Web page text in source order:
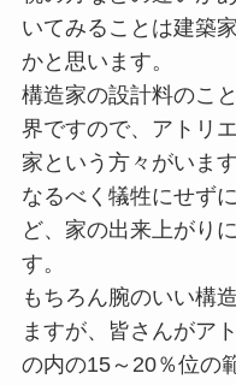
いてみることは建築
かと思います。
構造家の設計料のこ
界ですので、アトリ
家という方々がいま
なるべく犠牲にせず
ど、家の出来上がり
す。
もちろん腕のいい構
ますが、皆さんがア
の内の15～20％位の